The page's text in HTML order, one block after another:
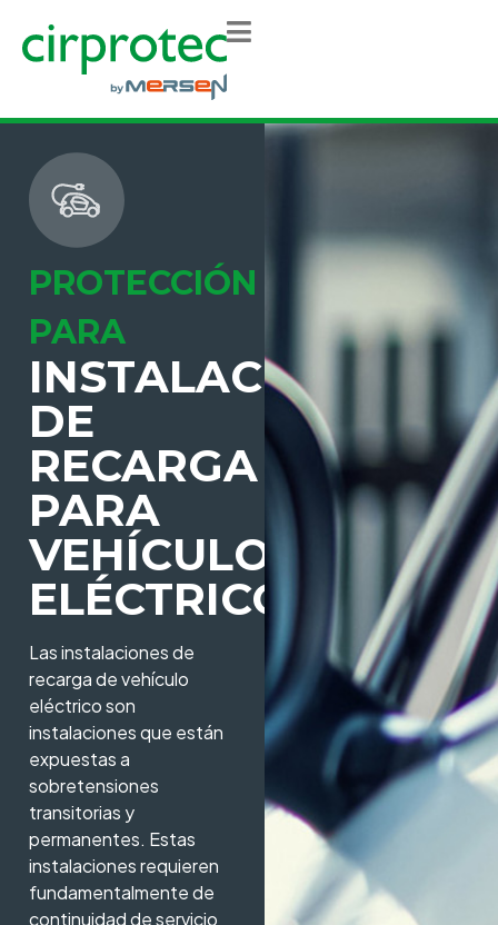
PROTECCIÓN
PARA
INSTALACIONES
DE
RECARGA
PARA
VEHÍCULOS
ELÉCTRICOS
Las instalaciones de
recarga de vehículo
eléctrico son
instalaciones que están
expuestas a
sobretensiones
transitorias y
permanentes. Estas
instalaciones requieren
fundamentalmente de
continuidad de servicio